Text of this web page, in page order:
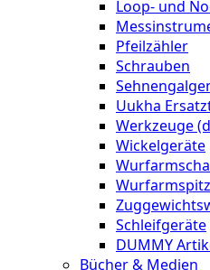
Loop- und
Pfeilzähler
Schrauben
Uukha
Werkzeuge
Wickelgeräte
Schleifgeräte
DUMMY
Bücher & Medien